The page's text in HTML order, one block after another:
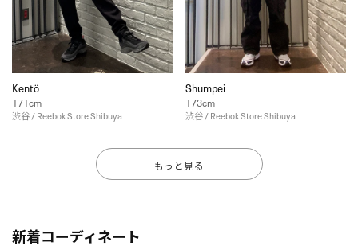
Kentö
171cm
渋谷 / Reebok Store Shibuya
Shumpei
173cm
渋谷 / Reebok Store Shibuya
もっと見る
新着コーディネート